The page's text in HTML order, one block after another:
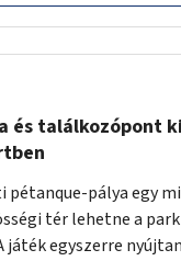
és találkozópont
pétanque-pálya egy
tér lehetne a park
játék egyszerre